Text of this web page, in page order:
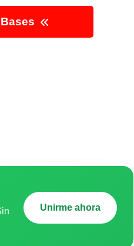
Unirme ahora